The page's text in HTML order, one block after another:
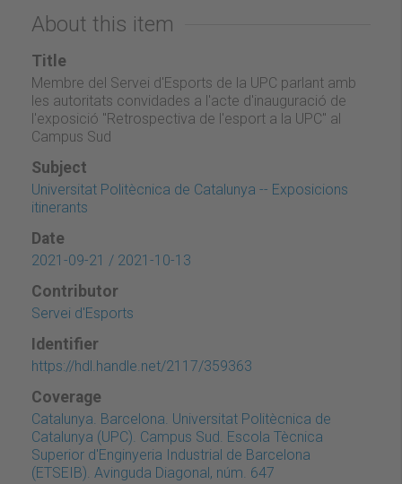
About this item
Title
Membre del Servei d'Esports de la UPC parlant amb
les autoritats convidades a l'acte d'inauguració de
l'exposició "Retrospectiva de l'esport a la UPC" al
Campus Sud
Subject
Universitat Politècnica de Catalunya -- Exposicions
itinerants
Date
2021-09-21 / 2021-10-13
Contributor
Servei d'Esports
Identifier
https://hdl.handle.net/2117/359363
Coverage
Catalunya. Barcelona. Universitat Politècnica de
Catalunya (UPC). Campus Sud. Escola Tècnica
Superior d'Enginyeria Industrial de Barcelona
(ETSEIB). Avinguda Diagonal, núm. 647